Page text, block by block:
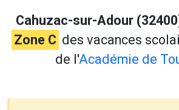
Cahuzac-sur-Adour
Zone C des vacances
de l'Académie de